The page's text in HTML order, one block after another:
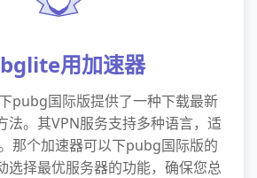
用加速器
pubg国际版提供了一种下载最新
法。其VPN服务支持多种语言，适
那个加速器可以下pubg国际版的
选择最优服务器的功能，确保您总